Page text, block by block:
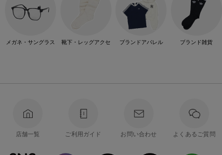
メガネ・サングラス 靴下・レッグアクセ ブランドアパレル ブランド雑貨
店舗一覧 ご利用ガイド お問い合わせ よくあるご質問